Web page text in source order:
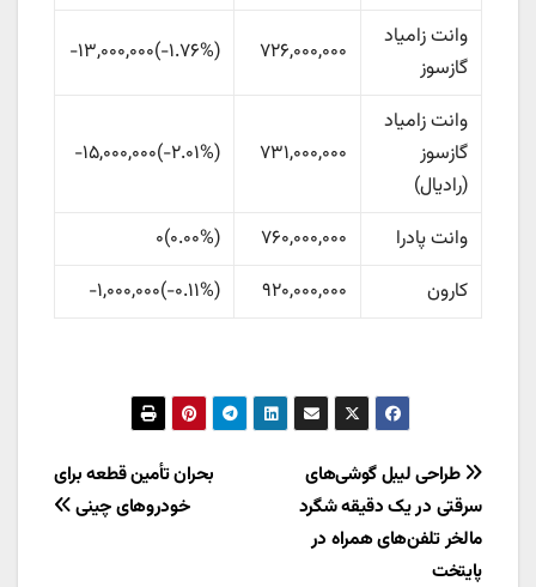
وانت زامیاد
گازسوز
۷۲۶,۰۰۰,۰۰۰ (‎-۱.۷۶%‏)-۱۳,۰۰۰,۰۰۰
وانت زامیاد
گازسوز
(رادیال)
۷۳۱,۰۰۰,۰۰۰ (‎-۲.۰۱%‏)-۱۵,۰۰۰,۰۰۰
وانت پادرا ۷۶۰,۰۰۰,۰۰۰ (۰.۰۰%)۰
کارون
۹۲۰,۰۰۰,۰۰۰ (‎-۰.۱۱%‏)-۱,۰۰۰,۰۰۰
راهبری
نوشته
بحران تأمین قطعه برای
خودروهای چینی
طراحی لیبل گوشی‌های
سرقتی در یک دقیقه شگرد
مالخر تلفن‌های همراه در
پایتخت